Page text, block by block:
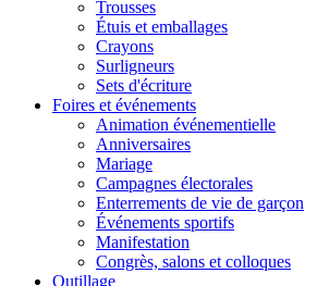
Trousses
Étuis et emballages
Crayons
Surligneurs
Sets d'écriture
Foires et événements
Animation événementielle
Anniversaires
Mariage
Campagnes électorales
Enterrements de vie de garçon
Événements sportifs
Manifestation
Congrès, salons et colloques
Outillage